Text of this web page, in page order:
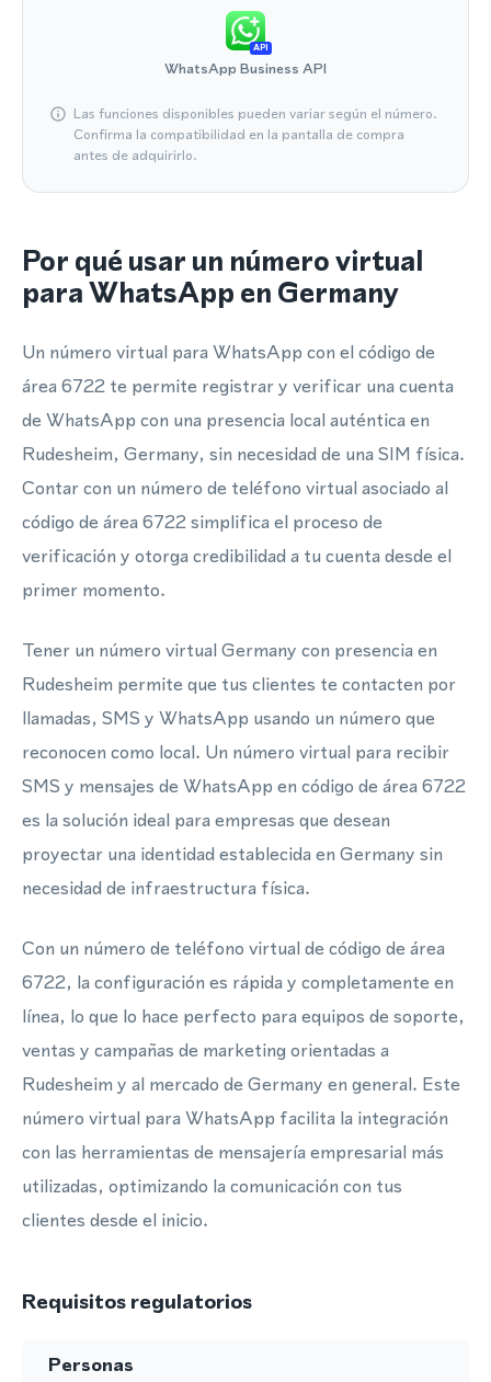
API
WhatsApp Business API
Las funciones disponibles pueden variar según el número.
Confirma la compatibilidad en la pantalla de compra
antes de adquirirlo.
Por qué usar un número virtual
para WhatsApp en Germany
Un número virtual para WhatsApp con el código de
área 6722 te permite registrar y verificar una cuenta
de WhatsApp con una presencia local auténtica en
Rudesheim, Germany, sin necesidad de una SIM física.
Contar con un número de teléfono virtual asociado al
código de área 6722 simplifica el proceso de
verificación y otorga credibilidad a tu cuenta desde el
primer momento.
Tener un número virtual Germany con presencia en
Rudesheim permite que tus clientes te contacten por
llamadas, SMS y WhatsApp usando un número que
reconocen como local. Un número virtual para recibir
SMS y mensajes de WhatsApp en código de área 6722
es la solución ideal para empresas que desean
proyectar una identidad establecida en Germany sin
necesidad de infraestructura física.
Con un número de teléfono virtual de código de área
6722, la configuración es rápida y completamente en
línea, lo que lo hace perfecto para equipos de soporte,
ventas y campañas de marketing orientadas a
Rudesheim y al mercado de Germany en general. Este
número virtual para WhatsApp facilita la integración
con las herramientas de mensajería empresarial más
utilizadas, optimizando la comunicación con tus
clientes desde el inicio.
Requisitos regulatorios
Personas